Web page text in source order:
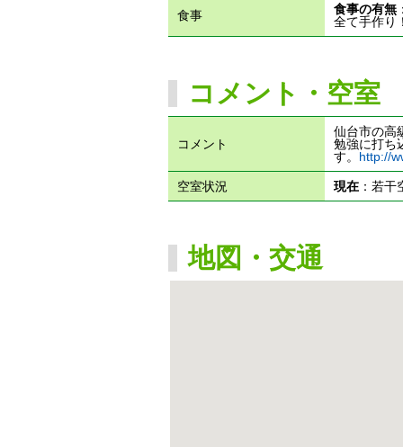
食事 食事の有無
全て手作り
コメント・空室
コメント
仙台市の高
勉強に打ち
す。 http://
空室状況 現在：若干
地図・交通